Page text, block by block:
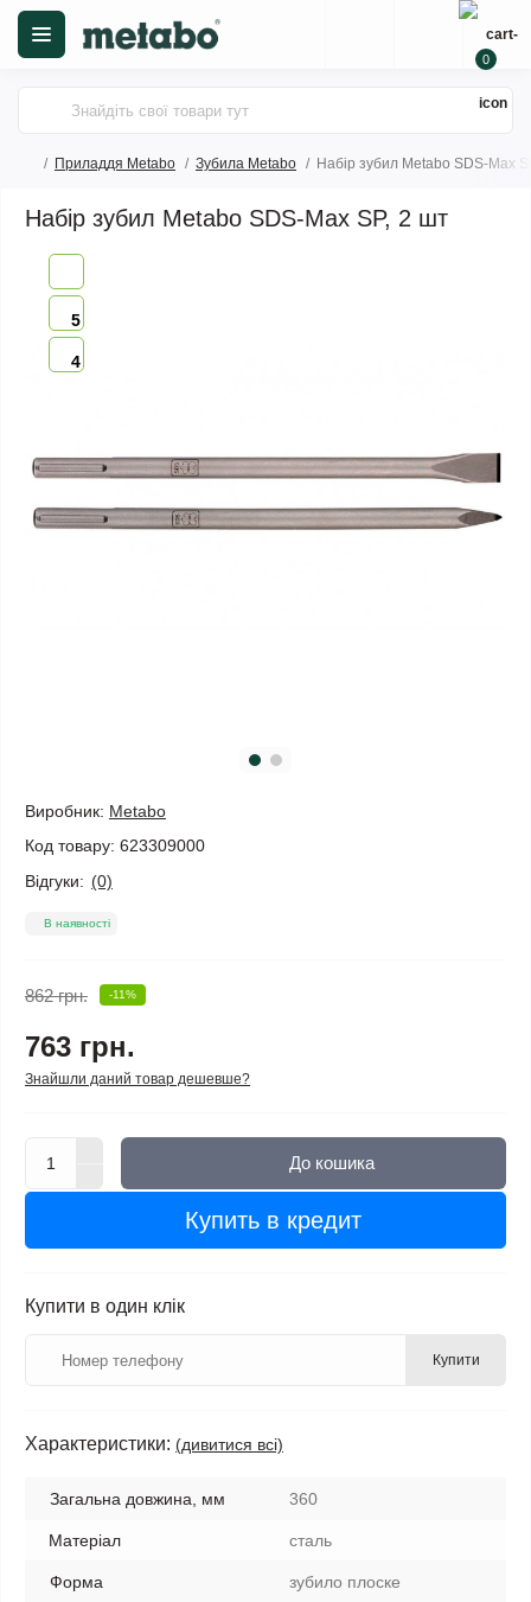
0
Приладдя Metabo Зубила Metabo Набір зубил Metabo SDS-Max
Набір зубил Metabo SDS-Max SP, 2 шт
5
4
Виробник: Metabo
Код товару: 623309000
Відгуки: (0)
В наявності
862 грн. -11%
763 грн.
Знайшли даний товар дешевше?
До кошика
Купить в кредит
Купити в один клік
Купити
Характеристики: (дивитися всі)
Загальна довжина, мм 360
Матеріал сталь
Форма зубило плоске